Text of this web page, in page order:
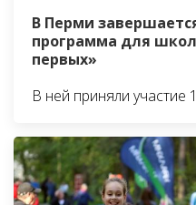
В Перми
программа для
первых»
В ней приняли участие